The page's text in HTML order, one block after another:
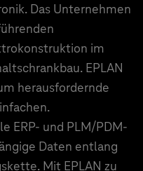
Das Unternehmen
im
EPLAN
herausfordernde
ERP- und PLM/PDM-
Daten entlang
Mit EPLAN zu